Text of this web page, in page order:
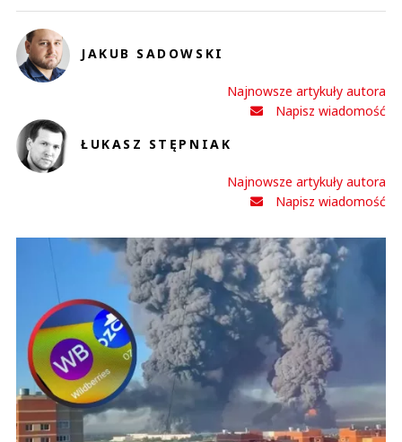
JAKUB SADOWSKI
Najnowsze artykuły autora
Napisz wiadomość
ŁUKASZ STĘPNIAK
Najnowsze artykuły autora
Napisz wiadomość